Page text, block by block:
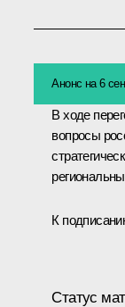
Анонс на 6
В ходе
вопросы
К
Статус